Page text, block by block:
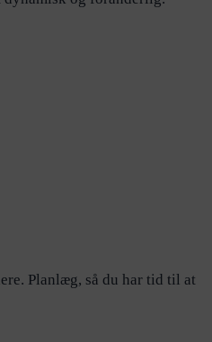
Planlæg, så du har tid til at